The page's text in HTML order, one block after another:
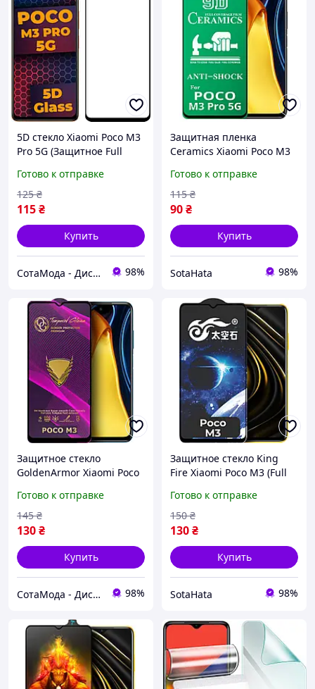
5D стекло Xiaomi Poco M3
Pro 5G (Защитное Full
Готово к отправке
115₴
125 ₴
Купить
СотаМода - Дискаунтер аксессуаров 98%
Защитная пленка
Ceramics Xiaomi Poco M3
Готово к отправке
90₴
115 ₴
Купить
SotaHata 98%
Защитное стекло
GoldenArmor Xiaomi Poco
Готово к отправке
130₴
145 ₴
Купить
СотаМода - Дискаунтер аксессуаров 98%
Защитное стекло King
Fire Xiaomi Poco M3 (Full
Готово к отправке
130₴
150 ₴
Купить
SotaHata 98%